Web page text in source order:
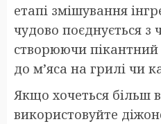
етапі змішування
чудово поєднується з
створюючи
до м’яса на грилі чи
Якщо хочеться більш
використовуйте